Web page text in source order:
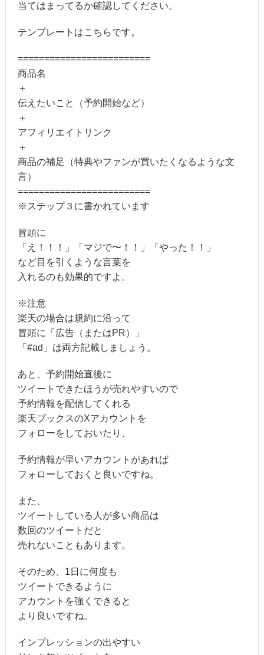
当てはまってるか確認してください。
テンプレートはこちらです。
=========================
商品名
＋
伝えたいこと（予約開始など）
＋
アフィリエイトリンク
＋
商品の補足（特典やファンが買いたくなるような文
言）
=========================
※ステップ３に書かれています
冒頭に
「え！！！」「マジで〜！！」「やった！！」
など目を引くような言葉を
入れるのも効果的ですよ。
※注意
楽天の場合は規約に沿って
冒頭に「広告（またはPR）」
「#ad」は両方記載しましょう。
あと、予約開始直後に
ツイートできたほうが売れやすいので
予約情報を配信してくれる
楽天ブックスのXアカウントを
フォローをしておいたり、
予約情報が早いアカウントがあれば
フォローしておくと良いですね。
また、
ツイートしている人が多い商品は
数回のツイートだと
売れないこともあります。
そのため、1日に何度も
ツイートできるように
アカウントを強くできると
より良いですね。
インプレッションの出やすい